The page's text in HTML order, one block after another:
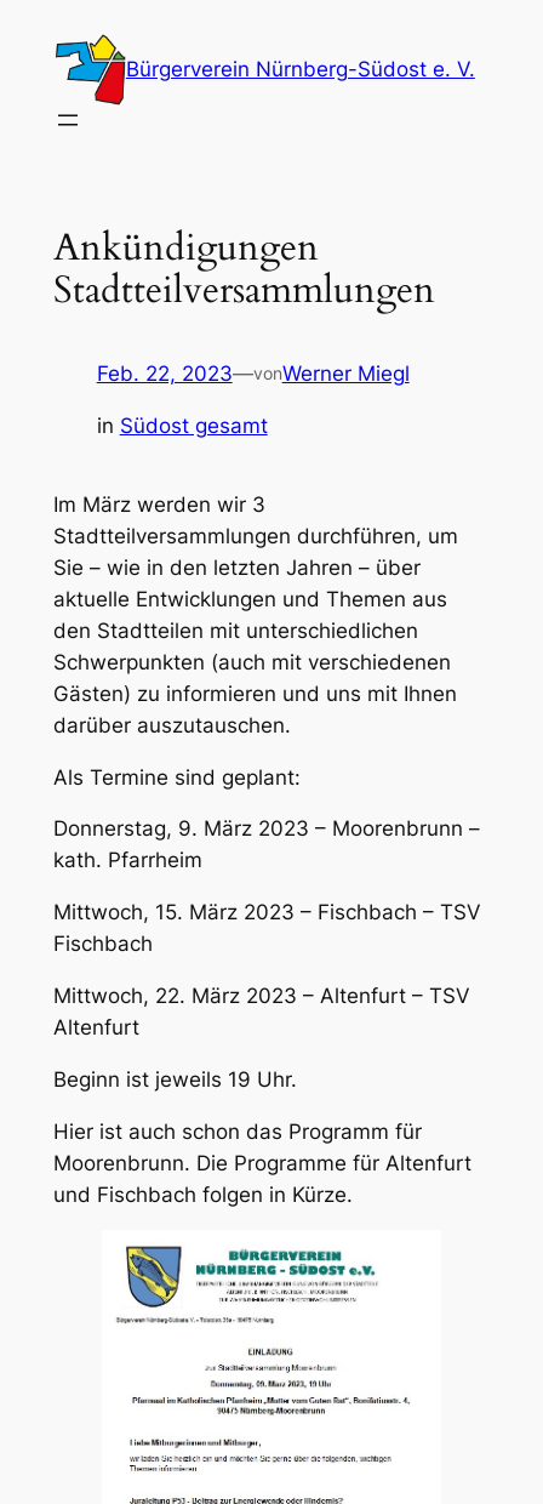
Inhalt
springen
Bürgerverein Nürnberg-Südost e. V.
Ankündigungen
Stadtteilversammlungen
Feb. 22, 2023—vonWerner Miegl
in Südost gesamt
Im März werden wir 3
Stadtteilversammlungen durchführen, um
Sie – wie in den letzten Jahren – über
aktuelle Entwicklungen und Themen aus
den Stadtteilen mit unterschiedlichen
Schwerpunkten (auch mit verschiedenen
Gästen) zu informieren und uns mit Ihnen
darüber auszutauschen.
Als Termine sind geplant:
Donnerstag, 9. März 2023 – Moorenbrunn –
kath. Pfarrheim
Mittwoch, 15. März 2023 – Fischbach – TSV
Fischbach
Mittwoch, 22. März 2023 – Altenfurt – TSV
Altenfurt
Beginn ist jeweils 19 Uhr.
Hier ist auch schon das Programm für
Moorenbrunn. Die Programme für Altenfurt
und Fischbach folgen in Kürze.